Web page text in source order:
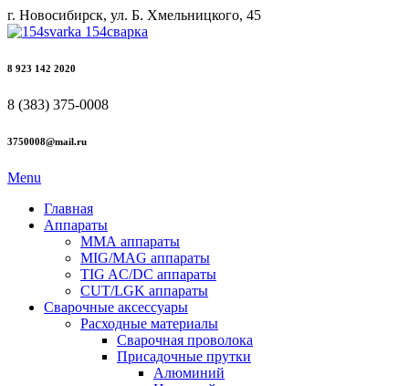
г. Новосибирск, ул. Б. Хмельницкого, 45
8 923 142 2020
8 (383) 375-0008
3750008@mail.ru
Menu
Главная
Аппараты
ММА аппараты
MIG/MAG аппараты
TIG AC/DC аппараты
CUT/LGK аппараты
Сварочные аксессуары
Расходные материалы
Сварочная проволока
Присадочные прутки
Алюминий